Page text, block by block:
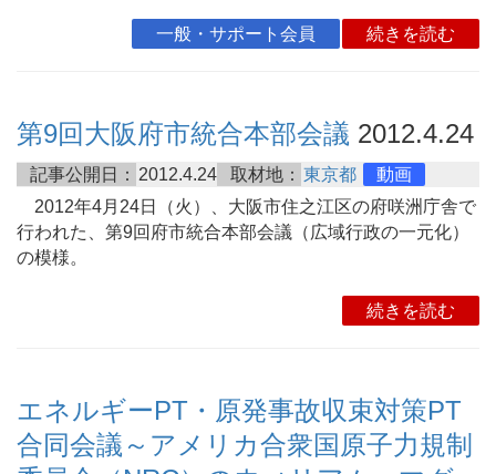
一般・サポート会員 続きを読む
第9回大阪府市統合本部会議 2012.4.24
記事公開日： 2012.4.24 取材地： 東京都
動画
2012年4月24日（火）、大阪市住之江区の府咲洲庁舎で
行われた、第9回府市統合本部会議（広域行政の一元化）
の模様。
続きを読む
エネルギーPT・原発事故収束対策PT
合同会議～アメリカ合衆国原子力規制